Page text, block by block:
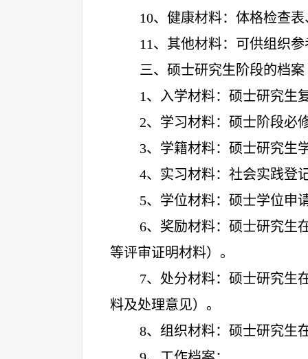
10、健康材料：体格检查
11、其他材料：可供组织
三、硕士研究生阶段的档案
1、入学材料：硕士研究生
2、学习材料：硕士阶段必
3、学籍材料：硕士研究生
4、实习材料：社会实践登
5、学位材料：硕士学位申
6、奖励材料：硕士研究生
等评审证明材料）。
7、处分材料：硕士研究生
料及处理意见）。
8、组织材料：硕士研究生